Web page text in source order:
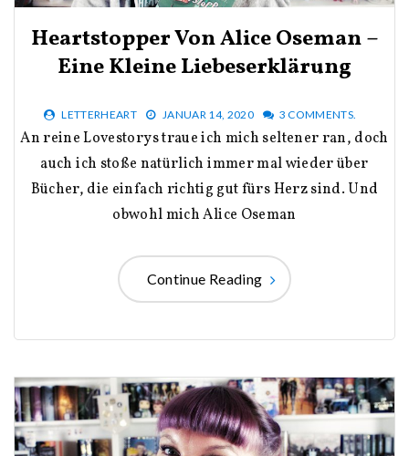
Heartstopper Von Alice Oseman –
Eine Kleine Liebeserklärung
LETTERHEART JANUAR 14, 2020 3 COMMENTS.
An reine Lovestorys traue ich mich seltener ran, doch
auch ich stoße natürlich immer mal wieder über
Bücher, die einfach richtig gut fürs Herz sind. Und
obwohl mich Alice Oseman
Continue Reading